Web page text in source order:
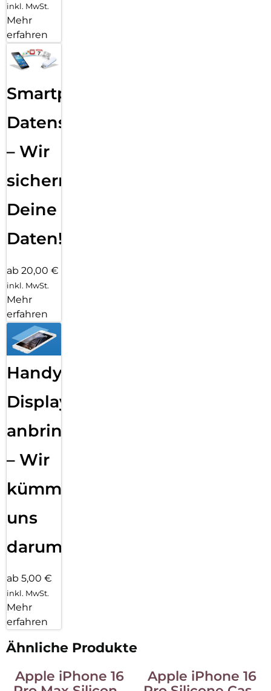
inkl. MwSt.
Mehr
erfahren
Smartphone
Datensicherung
– Wir
sichern
Deine
Daten!
ab 20,00 €
inkl. MwSt.
Mehr
erfahren
Handy
Displayfolie
anbringen
– Wir
kümmern
uns
darum!
ab 5,00 €
inkl. MwSt.
Mehr
erfahren
Ähnliche Produkte
Apple iPhone 16
Apple iPhone 16